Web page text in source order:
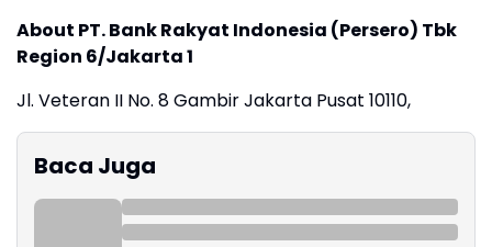
About PT. Bank Rakyat Indonesia (Persero) Tbk
Region 6/Jakarta 1
Jl. Veteran II No. 8 Gambir Jakarta Pusat 10110,
Baca Juga